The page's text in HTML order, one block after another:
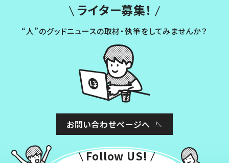
ライター募集！
“人”のグッドニュースの取材・執筆をしてみませんか？
お問い合わせページへ
Follow US!